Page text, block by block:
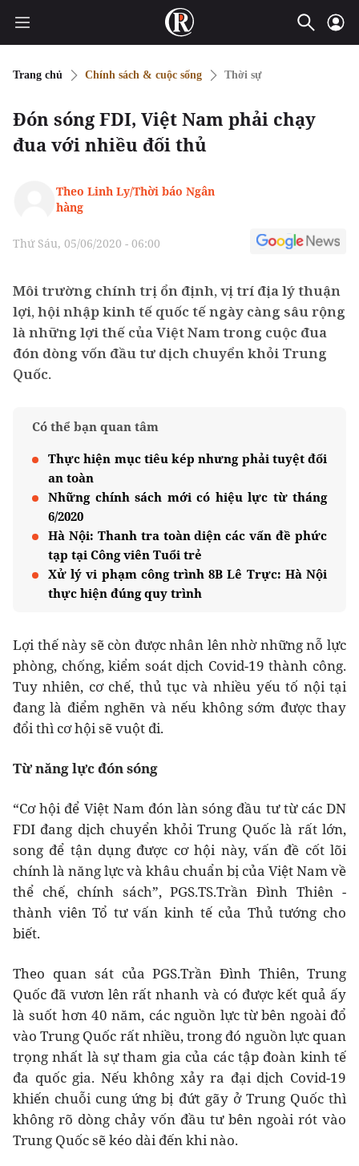
Trang chủ Chính sách & cuộc sống Thời sự
Đón sóng FDI, Việt Nam phải chạy
đua với nhiều đối thủ
Theo Linh Ly/Thời báo Ngân
hàng
Thứ Sáu, 05/06/2020 - 06:00
Môi trường chính trị ổn định, vị trí địa lý thuận
lợi, hội nhập kinh tế quốc tế ngày càng sâu rộng
là những lợi thế của Việt Nam trong cuộc đua
đón dòng vốn đầu tư dịch chuyển khỏi Trung
Quốc.
Có thể bạn quan tâm
Thực hiện mục tiêu kép nhưng phải tuyệt đối
an toàn
Những chính sách mới có hiệu lực từ tháng
6/2020
Hà Nội: Thanh tra toàn diện các vấn đề phức
tạp tại Công viên Tuổi trẻ
Xử lý vi phạm công trình 8B Lê Trực: Hà Nội
thực hiện đúng quy trình
Lợi thế này sẽ còn được nhân lên nhờ những nỗ lực
phòng, chống, kiểm soát dịch Covid-19 thành công.
Tuy nhiên, cơ chế, thủ tục và nhiều yếu tố nội tại
đang là điểm nghẽn và nếu không sớm được thay
đổi thì cơ hội sẽ vuột đi.
Từ năng lực đón sóng
“Cơ hội để Việt Nam đón làn sóng đầu tư từ các DN
FDI đang dịch chuyển khỏi Trung Quốc là rất lớn,
song để tận dụng được cơ hội này, vấn đề cốt lõi
chính là năng lực và khâu chuẩn bị của Việt Nam về
thể chế, chính sách”, PGS.TS.Trần Đình Thiên -
thành viên Tổ tư vấn kinh tế của Thủ tướng cho
biết.
Theo quan sát của PGS.Trần Đình Thiên, Trung
Quốc đã vươn lên rất nhanh và có được kết quả ấy
là suốt hơn 40 năm, các nguồn lực từ bên ngoài đổ
vào Trung Quốc rất nhiều, trong đó nguồn lực quan
trọng nhất là sự tham gia của các tập đoàn kinh tế
đa quốc gia. Nếu không xảy ra đại dịch Covid-19
khiến chuỗi cung ứng bị đứt gãy ở Trung Quốc thì
không rõ dòng chảy vốn đầu tư bên ngoài rót vào
Trung Quốc sẽ kéo dài đến khi nào.